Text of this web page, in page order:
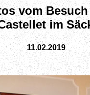
vom
im
11.02.2019